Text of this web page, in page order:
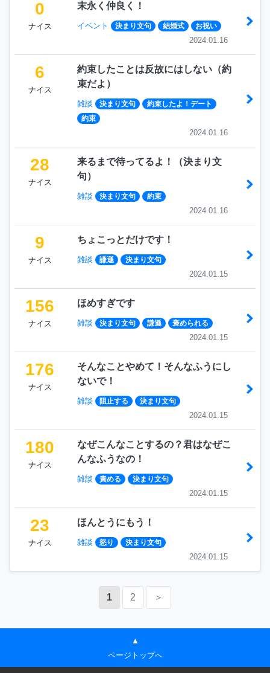
0
ナイス
末永く仲良く！
イベント 決まり文句 結婚式 お祝い
2024.01.16
6
ナイス
約束したことは反故にはしない（約
束だよ）
雑談 決まり文句
約束したよ！デート
約束
2024.01.16
28
ナイス
来るまで待ってるよ！（決まり文
句）
雑談 決まり文句 約束
2024.01.16
9
ナイス
ちょこっとだけです！
雑談 謙遜 決まり文句
2024.01.15
156
ナイス
ほめすぎです
雑談 決まり文句 謙遜 褒められる
2024.01.15
176
ナイス
そんなことやめて！そんなふうにし
ないで！
雑談 阻止する 決まり文句
2024.01.15
180
ナイス
なぜこんなことするの？君はなぜこ
んなふうなの！
雑談 責める 決まり文句
2024.01.15
23
ナイス
ほんとうにもう！
雑談 怒り 決まり文句
2024.01.15
1 2 ＞
▲
ページトップへ